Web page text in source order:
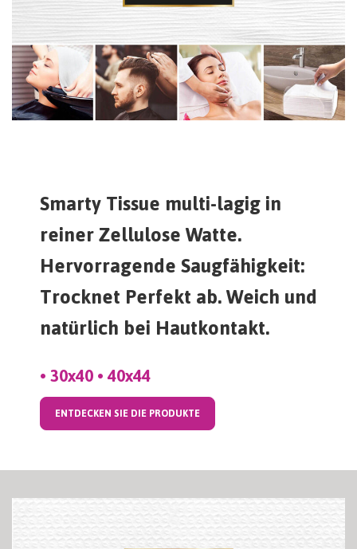
Smarty Tissue multi-lagig in
reiner Zellulose Watte.
Hervorragende Saugfähigkeit:
Trocknet Perfekt ab. Weich und
natürlich bei Hautkontakt.
• 30x40 • 40x44
ENTDECKEN SIE DIE PRODUKTE